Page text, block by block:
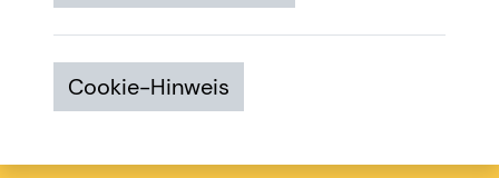
Cookie-Hinweis